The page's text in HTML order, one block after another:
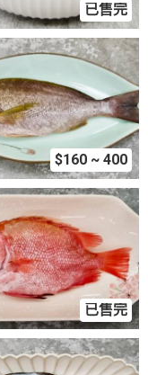
已售完
$160 ~ 400
已售完